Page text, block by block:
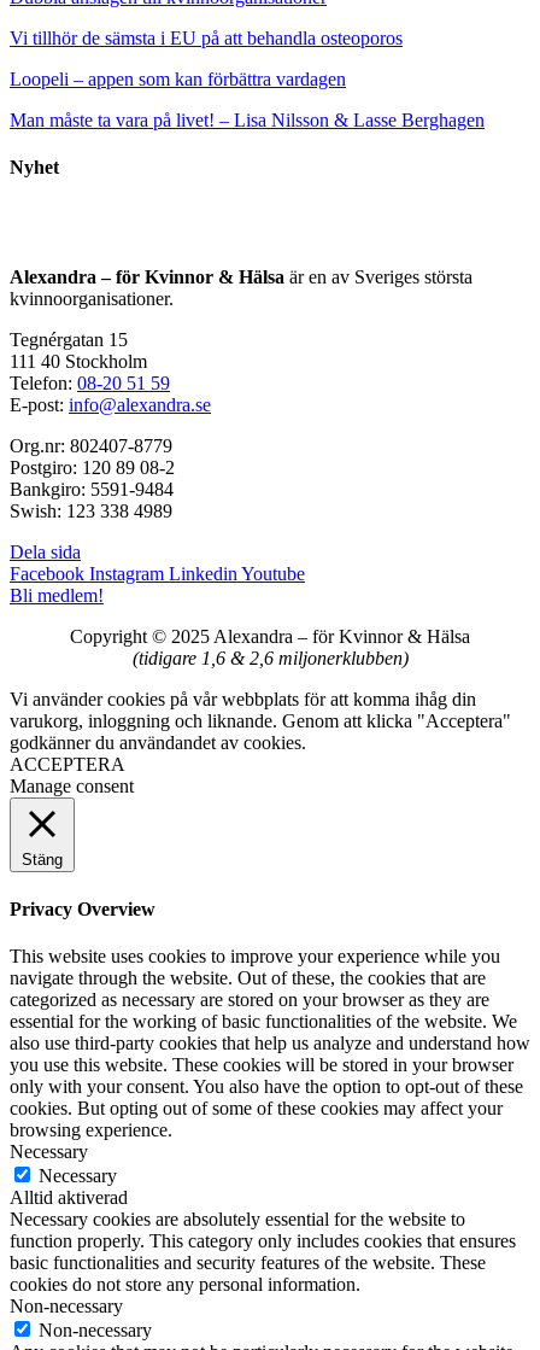
Vi tillhör de sämsta i EU på att behandla osteoporos
Loopeli – appen som kan förbättra vardagen
Man måste ta vara på livet! – Lisa Nilsson & Lasse Berghagen
Nyhet
Alexandra – för Kvinnor & Hälsa är en av Sveriges största
kvinnoorganisationer.
Tegnérgatan 15
111 40 Stockholm
Telefon: 08-20 51 59
E-post: info@alexandra.se
Org.nr: 802407-8779
Postgiro: 120 89 08-2
Bankgiro: 5591-9484
Swish: 123 338 4989
Dela sida
Facebook Instagram Linkedin Youtube
Bli medlem!
Copyright © 2025 Alexandra – för Kvinnor & Hälsa
(tidigare 1,6 & 2,6 miljonerklubben)
Vi använder cookies på vår webbplats för att komma ihåg din
varukorg, inloggning och liknande. Genom att klicka "Acceptera"
godkänner du användandet av cookies.
ACCEPTERA
Manage consent
Stäng
Privacy Overview
This website uses cookies to improve your experience while you
navigate through the website. Out of these, the cookies that are
categorized as necessary are stored on your browser as they are
essential for the working of basic functionalities of the website. We
also use third-party cookies that help us analyze and understand how
you use this website. These cookies will be stored in your browser
only with your consent. You also have the option to opt-out of these
cookies. But opting out of some of these cookies may affect your
browsing experience.
Necessary
Necessary
Alltid aktiverad
Necessary cookies are absolutely essential for the website to
function properly. This category only includes cookies that ensures
basic functionalities and security features of the website. These
cookies do not store any personal information.
Non-necessary
Non-necessary